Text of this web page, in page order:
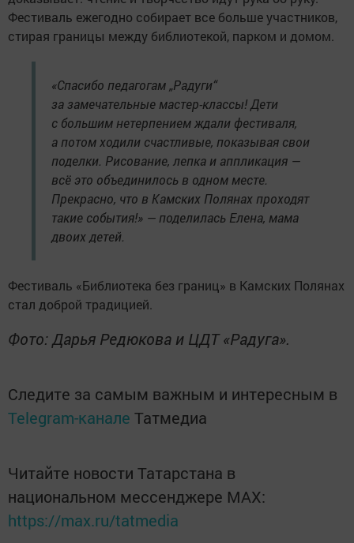
Фестиваль ежегодно собирает все больше участников,
стирая границы между библиотекой, парком и домом.
«Спасибо педагогам „Радуги“
за замечательные мастер-классы! Дети
с большим нетерпением ждали фестиваля,
а потом ходили счастливые, показывая свои
поделки. Рисование, лепка и аппликация —
всё это объединилось в одном месте.
Прекрасно, что в Камских Полянах проходят
такие события!» — поделилась Елена, мама
двоих детей.
Фестиваль «Библиотека без границ» в Камских Полянах
стал доброй традицией.
Фото: Дарья Редюкова и ЦДТ «Радуга».
Следите за самым важным и интересным в
Telegram-канале Татмедиа
Читайте новости Татарстана в
национальном мессенджере MАХ:
https://max.ru/tatmedia